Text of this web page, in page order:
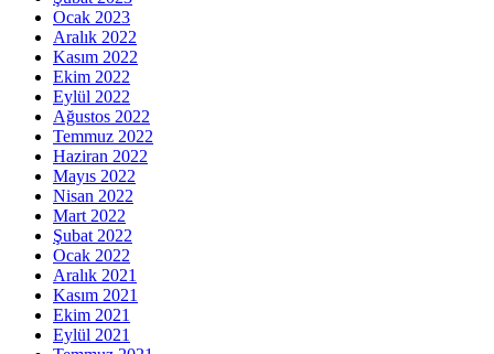
Ocak 2023
Aralık 2022
Kasım 2022
Ekim 2022
Eylül 2022
Ağustos 2022
Temmuz 2022
Haziran 2022
Mayıs 2022
Nisan 2022
Mart 2022
Şubat 2022
Ocak 2022
Aralık 2021
Kasım 2021
Ekim 2021
Eylül 2021